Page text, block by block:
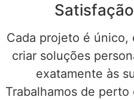
Cada projeto é único,
criar soluções
exatamente às
Trabalhamos de